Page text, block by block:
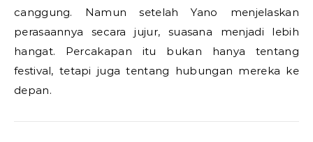
canggung. Namun setelah Yano menjelaskan
perasaannya secara jujur, suasana menjadi lebih
hangat. Percakapan itu bukan hanya tentang
festival, tetapi juga tentang hubungan mereka ke
depan.